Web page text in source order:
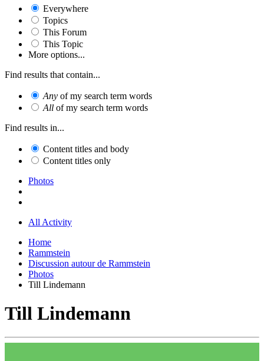
Everywhere
Topics
This Forum
This Topic
More options...
Find results that contain...
Any of my search term words
All of my search term words
Find results in...
Content titles and body
Content titles only
Photos
All Activity
Home
Rammstein
Discussion autour de Rammstein
Photos
Till Lindemann
Till Lindemann